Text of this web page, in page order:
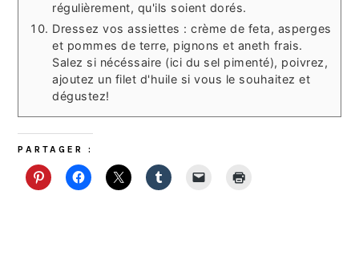
régulièrement, qu'ils soient dorés.
Dressez vos assiettes : crème de feta, asperges
et pommes de terre, pignons et aneth frais.
Salez si nécéssaire (ici du sel pimenté), poivrez,
ajoutez un filet d'huile si vous le souhaitez et
dégustez!
PARTAGER :